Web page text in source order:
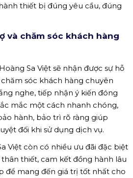
thiết bị đúng yêu cầu, đúng
và chăm sóc khách hàng
Sa Việt sẽ nhận được sự hỗ
sóc khách hàng chuyên
nghe, tiếp nhận ý kiến đóng
mắc một cách nhanh chóng,
hành, bảo trì rõ ràng giúp
đối khi sử dụng dịch vụ.
Việt còn có nhiều ưu đãi đặc biệt
thiết, cam kết đồng hành lâu
để mang đến giá trị tốt nhất cho